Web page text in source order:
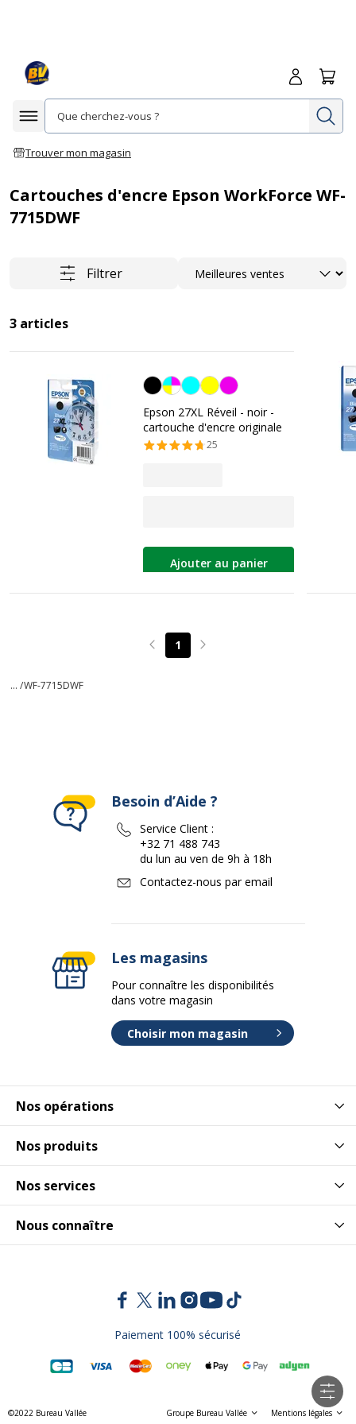
Afficher la navigation
Trouver mon magasin
Me
Cartouches d'encre Epson WorkForce WF-
7715DWF
Filtrer Trier
3 articles
Noir
Epson 27XL Réveil - noir -
cartouche d'encre originale
25
Ajouter au panier
Page précédente
1 Page suivante
... /WF-7715DWF
Nos opérations
Nos produits
Nos services
Nous connaître
Besoin d’Aide ?
Service Client :
+32 71 488 743
du lun au ven de 9h à 18h
Contactez-nous par email
Les magasins
Pour connaître les disponibilités
dans votre magasin
Choisir mon magasin
Paiement 100% sécurisé
©2022 Bureau Vallée Groupe Bureau Vallée Mentions légales